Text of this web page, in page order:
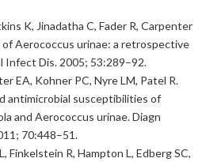
K, Jinadatha C, Fader R, Carpenter
of Aerococcus urinae: a retrospective
Infect Dis. 2005; 53:289–92.
EA, Kohner PC, Nyre LM, Patel R.
antimicrobial susceptibilities of
and Aerococcus urinae. Diagn
70:448–51.
Finkelstein R, Hampton L, Edberg SC,